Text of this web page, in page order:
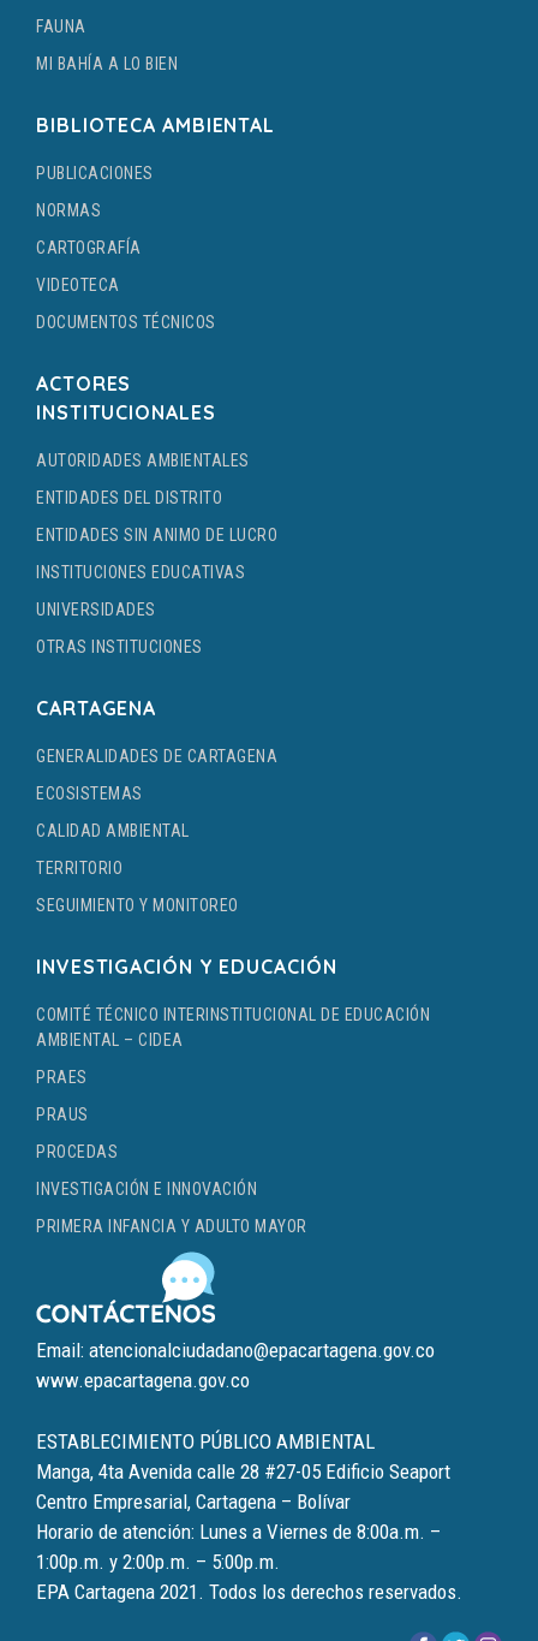
FAUNA
MI BAHÍA A LO BIEN
BIBLIOTECA AMBIENTAL
PUBLICACIONES
NORMAS
CARTOGRAFÍA
VIDEOTECA
DOCUMENTOS TÉCNICOS
ACTORES
INSTITUCIONALES
AUTORIDADES AMBIENTALES
ENTIDADES DEL DISTRITO
ENTIDADES SIN ANIMO DE LUCRO
INSTITUCIONES EDUCATIVAS
UNIVERSIDADES
OTRAS INSTITUCIONES
CARTAGENA
GENERALIDADES DE CARTAGENA
ECOSISTEMAS
CALIDAD AMBIENTAL
TERRITORIO
SEGUIMIENTO Y MONITOREO
INVESTIGACIÓN Y EDUCACIÓN
COMITÉ TÉCNICO INTERINSTITUCIONAL DE EDUCACIÓN
AMBIENTAL – CIDEA
PRAES
PRAUS
PROCEDAS
INVESTIGACIÓN E INNOVACIÓN
PRIMERA INFANCIA Y ADULTO MAYOR
Email: atencionalciudadano@epacartagena.gov.co
www.epacartagena.gov.co
ESTABLECIMIENTO PÚBLICO AMBIENTAL
Manga, 4ta Avenida calle 28 #27-05 Edificio Seaport
Centro Empresarial, Cartagena – Bolívar
Horario de atención: Lunes a Viernes de 8:00a.m. –
1:00p.m. y 2:00p.m. – 5:00p.m.
EPA Cartagena 2021. Todos los derechos reservados.